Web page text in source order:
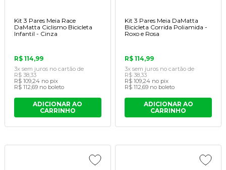
Kit 3 Pares Meia Race
DaMatta Ciclismo Bicicleta
Infantil - Cinza
R$ 114,99
3x sem juros no cartãode
R$ 38,33
R$ 109,24 no pix
R$ 112,69 no boleto
ADICIONAR AO
CARRINHO
Kit 3 Pares Meia DaMatta
Bicicleta Corrida Poliamida -
Roxo e Rosa
R$ 114,99
3x sem juros no cartão de
R$ 38,33
R$ 109,24 no pix
R$ 112,69 no boleto
ADICIONAR AO
CARRINHO